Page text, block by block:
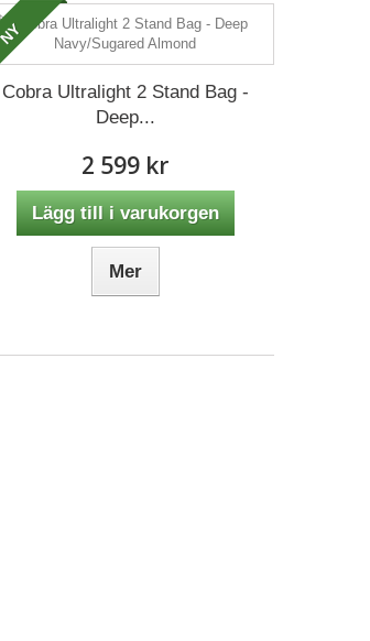
NY
Cobra Ultralight 2 Stand Bag -
Deep...
2 599 kr
Lägg till i varukorgen
Mer